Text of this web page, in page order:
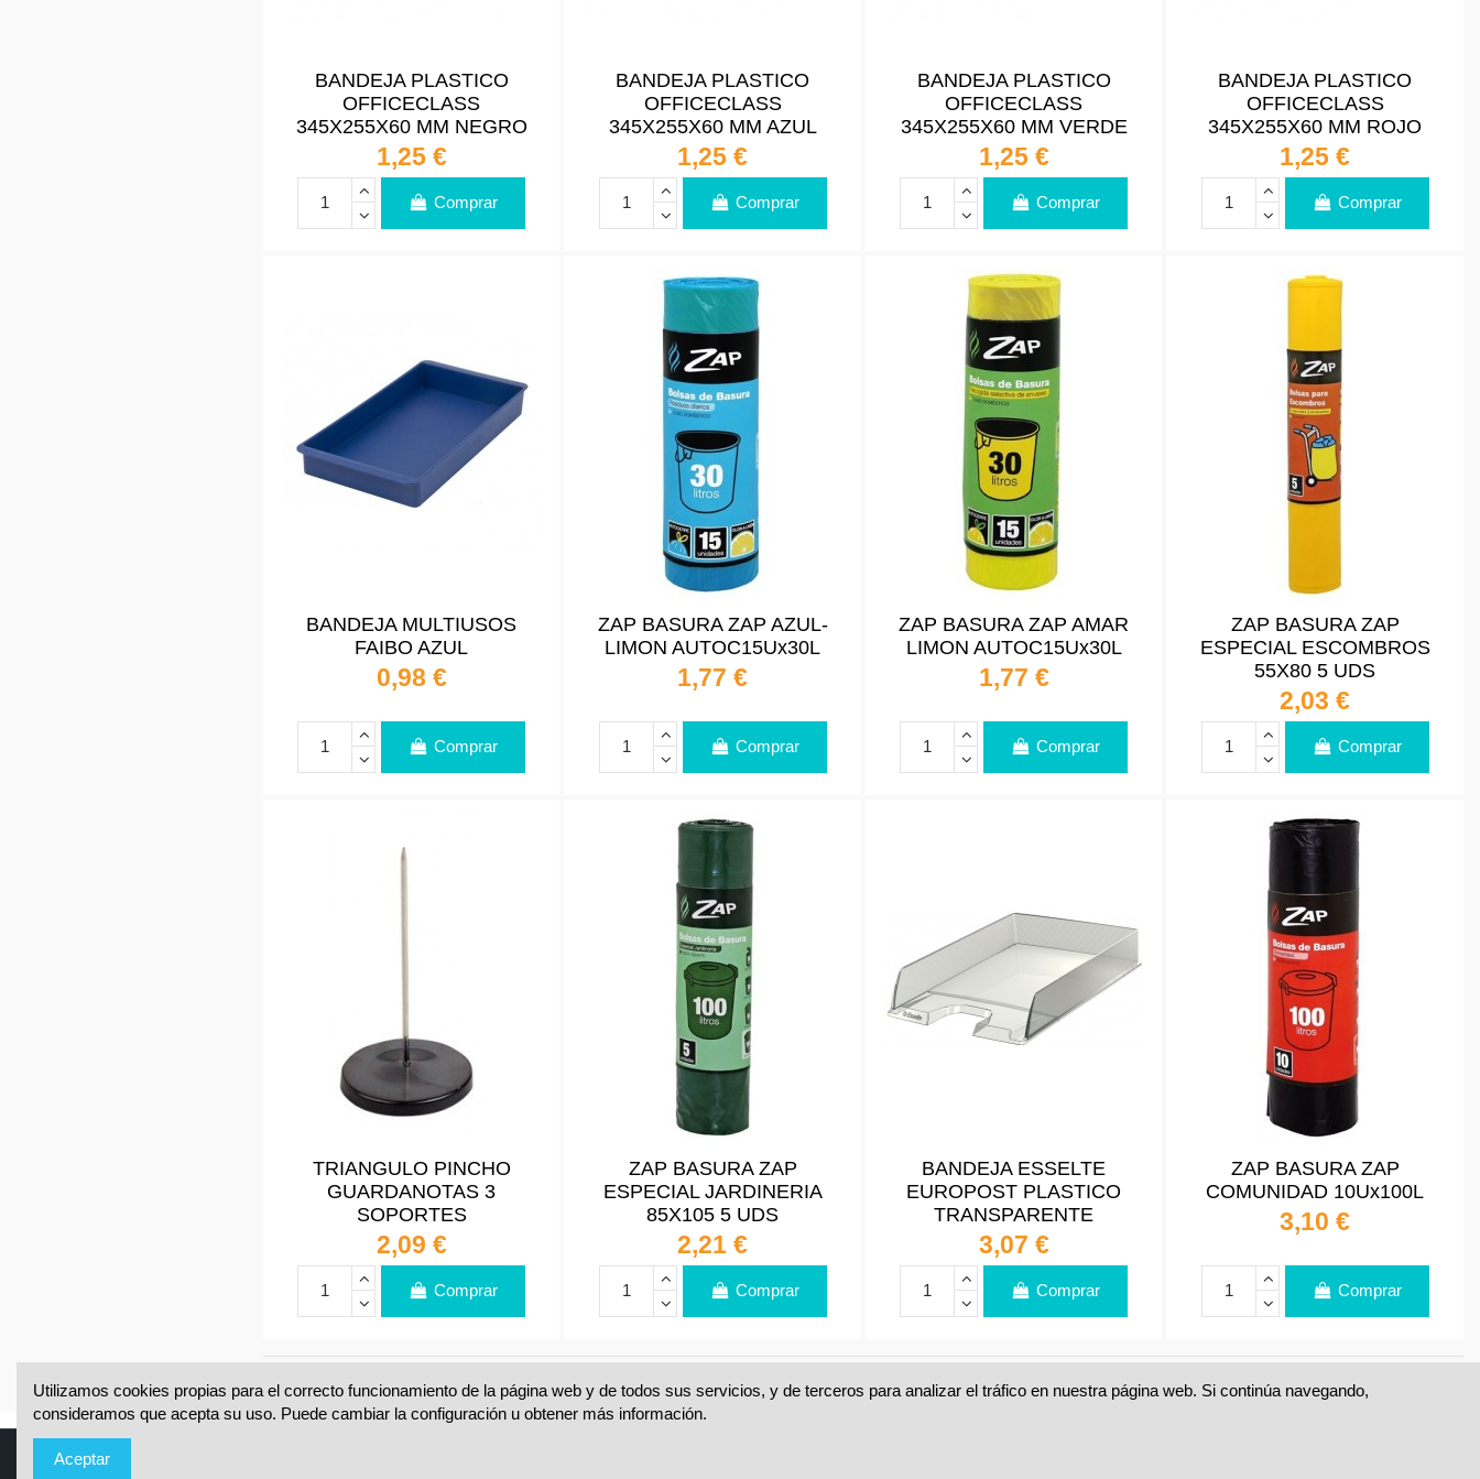
BANDEJA PLASTICO
OFFICECLASS
345X255X60 MM NEGRO
1,25 €
Comprar
BANDEJA PLASTICO
OFFICECLASS
345X255X60 MM AZUL
1,25 €
Comprar
BANDEJA PLASTICO
OFFICECLASS
345X255X60 MM VERDE
1,25 €
Comprar
BANDEJA PLASTICO
OFFICECLASS
345X255X60 MM ROJO
1,25 €
Comprar
BANDEJA MULTIUSOS
FAIBO AZUL
0,98 €
Comprar
ZAP BASURA ZAP AZUL-
LIMON AUTOC15Ux30L
1,77 €
Comprar
ZAP BASURA ZAP AMAR
LIMON AUTOC15Ux30L
1,77 €
Comprar
ZAP BASURA ZAP
ESPECIAL ESCOMBROS
55X80 5 UDS
2,03 €
Comprar
TRIANGULO PINCHO
GUARDANOTAS 3
SOPORTES
2,09 €
Comprar
ZAP BASURA ZAP
ESPECIAL JARDINERIA
85X105 5 UDS
2,21 €
Comprar
BANDEJA ESSELTE
EUROPOST PLASTICO
TRANSPARENTE
3,07 €
Comprar
ZAP BASURA ZAP
COMUNIDAD 10Ux100L
3,10 €
Comprar
Mostrando 1-24 de 109 artículo(s) 1 2 3 …
Utilizamos cookies propias para el correcto funcionamiento de la página web y de todos sus servicios, y de terceros para analizar el tráfico en nuestra página web. Si continúa navegando,
consideramos que acepta su uso. Puede cambiar la configuración u obtener más información.
Aceptar